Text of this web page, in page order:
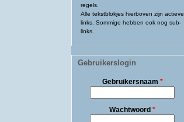
regels.
Alle tekstblokjes hierboven zijn actieve
links. Sommige hebben ook nog sub-
links.
Gebruikerslogin
Gebruikersnaam *
Wachtwoord *